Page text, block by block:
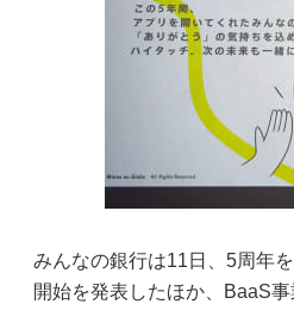
みんなの銀行は11日、5周年
開始を発表したほか、BaaS